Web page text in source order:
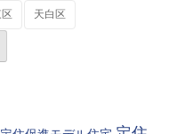
天白区